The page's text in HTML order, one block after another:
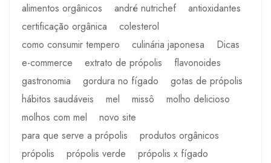
alimentos orgânicos
andré nutrichef
antioxidantes
certificação orgânica
colesterol
como consumir tempero
culinária japonesa
Dicas
e-commerce
extrato de própolis
flavonoides
gastronomia
gordura no fígado
gotas de própolis
hábitos saudáveis
mel missô
molho delicioso
molhos com mel
novo site
para que serve a própolis
produtos orgânicos
própolis
própolis verde
própolis x fígado